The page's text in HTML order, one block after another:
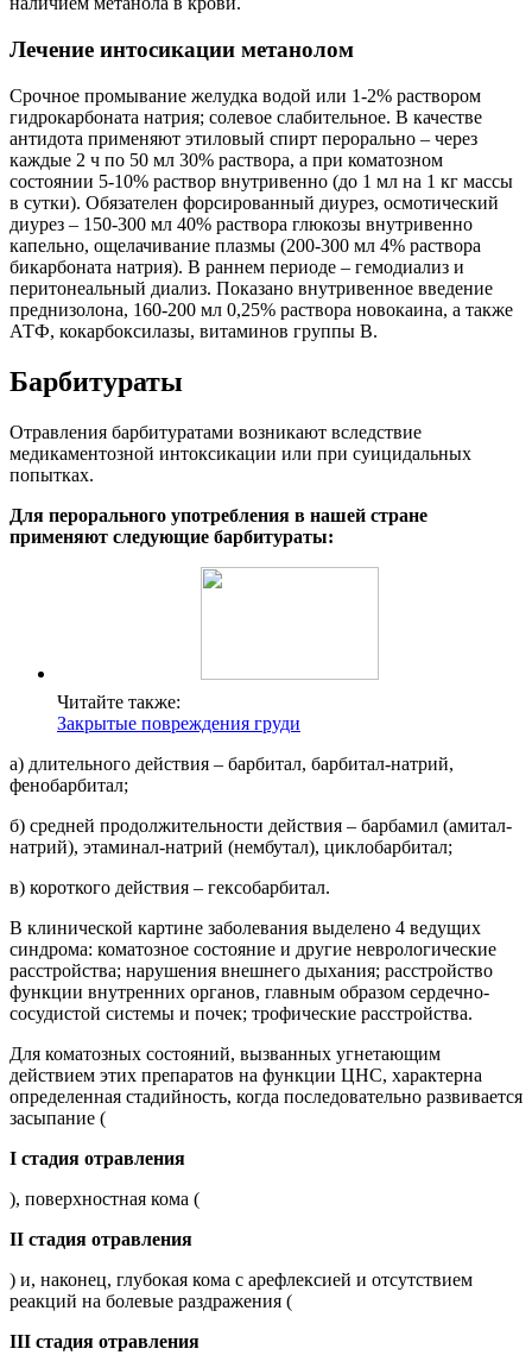
Лечение интосикации метанолом
Срочное промывание желудка водой или 1-2% раствором
гидрокарбоната натрия; солевое слабительное. В качестве
антидота применяют этиловый спирт перорально – через
каждые 2 ч по 50 мл 30% раствора, а при коматозном
состоянии 5-10% раствор внутривенно (до 1 мл на 1 кг массы
в сутки). Обязателен форсированный диурез, осмотический
диурез – 150-300 мл 40% раствора глюкозы внутривенно
капельно, ощелачивание плазмы (200-300 мл 4% раствора
бикарбоната натрия). В раннем периоде – гемодиализ и
перитонеальный диализ. Показано внутривенное введение
преднизолона, 160-200 мл 0,25% раствора новокаина, а также
АТФ, кокарбоксилазы, витаминов группы В.
Барбитураты
Отравления барбитуратами возникают вследствие
медикаментозной интоксикации или при суицидальных
попытках.
Для перорального употребления в нашей стране
применяют следующие барбитураты:
Читайте также:
Закрытые повреждения груди
а) длительного действия – барбитал, барбитал-натрий,
фенобарбитал;
б) средней продолжительности действия – барбамил (амитал-
натрий), этаминал-натрий (нембутал), циклобарбитал;
в) короткого действия – гексобарбитал.
В клинической картине заболевания выделено 4 ведущих
синдрома: коматозное состояние и другие неврологические
расстройства; нарушения внешнего дыхания; расстройство
функции внутренних органов, главным образом сердечно-
сосудистой системы и почек; трофические расстройства.
Для коматозных состояний, вызванных угнетающим
действием этих препаратов на функции ЦНС, характерна
определенная стадийность, когда последовательно развивается
засыпание (
I стадия отравления
), поверхностная кома (
II стадия отравления
) и, наконец, глубокая кома с арефлексией и отсутствием
реакций на болевые раздражения (
III стадия отравления